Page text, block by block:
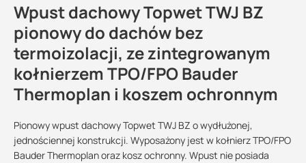
Wpust dachowy Topwet TWJ BZ
pionowy do dachów bez
termoizolacji, ze zintegrowanym
kołnierzem TPO/FPO Bauder
Thermoplan i koszem ochronnym
Pionowy wpust dachowy Topwet TWJ BZ o wydłużonej,
jednościennej konstrukcji. Wyposażony jest w kołnierz TPO/FPO
Bauder Thermoplan oraz kosz ochronny. Wpust nie posiada